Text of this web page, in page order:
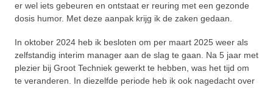
er wel iets gebeuren en ontstaat er reuring met een gezonde
dosis humor. Met deze aanpak krijg ik de zaken gedaan.
In oktober 2024 heb ik besloten om per maart 2025 weer als
zelfstandig interim manager aan de slag te gaan. Na 5 jaar met
plezier bij Groot Techniek gewerkt te hebben, was het tijd om
te veranderen. In diezelfde periode heb ik ook nagedacht over